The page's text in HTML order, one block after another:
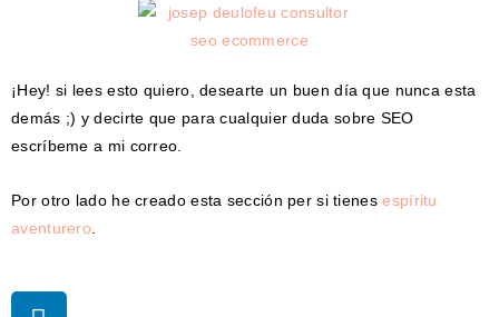
¡Hey! si lees esto quiero, desearte un buen día que nunca esta
demás ;) y decirte que para cualquier duda sobre SEO
escríbeme a mi correo.
Por otro lado he creado esta sección per si tienesespíritu
aventurero.